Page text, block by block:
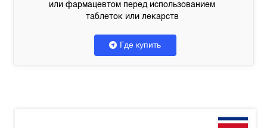
или фармацевтом перед использованием
таблеток или лекарств
Где купить